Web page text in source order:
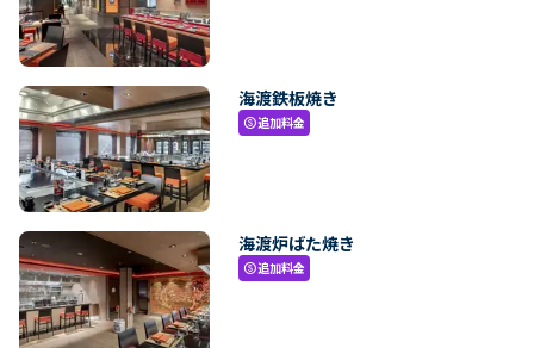
海渡鉄板焼き
paid追加料金
海渡炉ばた焼き
paid追加料金